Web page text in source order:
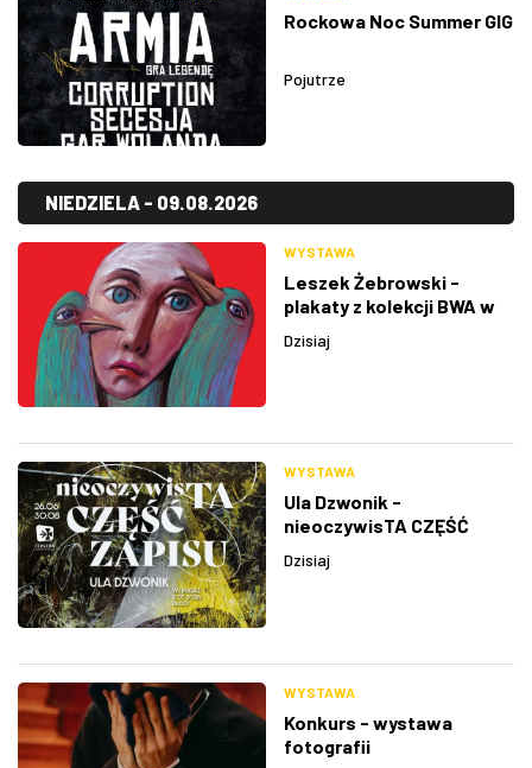
Rockowa Noc Summer GIG
Pojutrze
NIEDZIELA - 09.08.2026
WYSTAWA
Leszek Żebrowski -
plakaty z kolekcji BWA w
Dzisiaj
WYSTAWA
Ula Dzwonik -
nieoczywisTA CZĘŚĆ
Dzisiaj
WYSTAWA
Konkurs - wystawa
fotografii